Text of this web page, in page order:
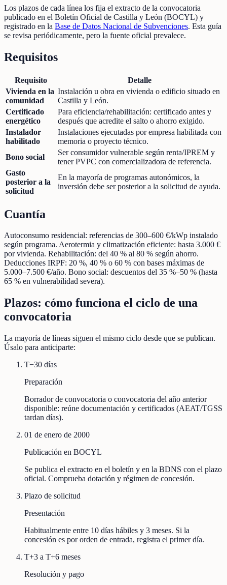
Los plazos de cada línea los fija el extracto de la convocatoria
publicado en el Boletín Oficial de Castilla y León (BOCYL) y
registrado en la Base de Datos Nacional de Subvenciones. Esta guía
se revisa periódicamente, pero la fuente oficial prevalece.
Requisitos
Requisito
Detalle
Vivienda en la
comunidad
Instalación u obra en vivienda o edificio situado en
Castilla y León.
Certificado
energético
Para eficiencia/rehabilitación: certificado antes y
después que acredite el salto o ahorro exigido.
Instalador
habilitado
Instalaciones ejecutadas por empresa habilitada con
memoria o proyecto técnico.
Bono social
Ser consumidor vulnerable según renta/IPREM y
tener PVPC con comercializadora de referencia.
Gasto
posterior a la
solicitud
En la mayoría de programas autonómicos, la
inversión debe ser posterior a la solicitud de ayuda.
Cuantía
Autoconsumo residencial: referencias de 300–600 €/kWp instalado
según programa. Aerotermia y climatización eficiente: hasta 3.000 €
por vivienda. Rehabilitación: del 40 % al 80 % según ahorro.
Deducciones IRPF: 20 %, 40 % o 60 % con bases máximas de
5.000–7.500 €/año. Bono social: descuentos del 35 %–50 % (hasta
65 % en vulnerabilidad severa).
Plazos: cómo funciona el ciclo de una
convocatoria
La mayoría de líneas siguen el mismo ciclo desde que se publican.
Úsalo para anticiparte:
T−30 días
Preparación
Borrador de convocatoria o convocatoria del año anterior
disponible: reúne documentación y certificados (AEAT/TGSS
tardan días).
01 de enero de 2000
Publicación en BOCYL
Se publica el extracto en el boletín y en la BDNS con el plazo
oficial. Comprueba dotación y régimen de concesión.
Plazo de solicitud
Presentación
Habitualmente entre 10 días hábiles y 3 meses. Si la
concesión es por orden de entrada, registra el primer día.
T+3 a T+6 meses
Resolución y pago